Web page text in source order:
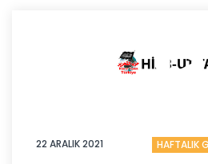
22 ARALIK 2021 HAFTALIK